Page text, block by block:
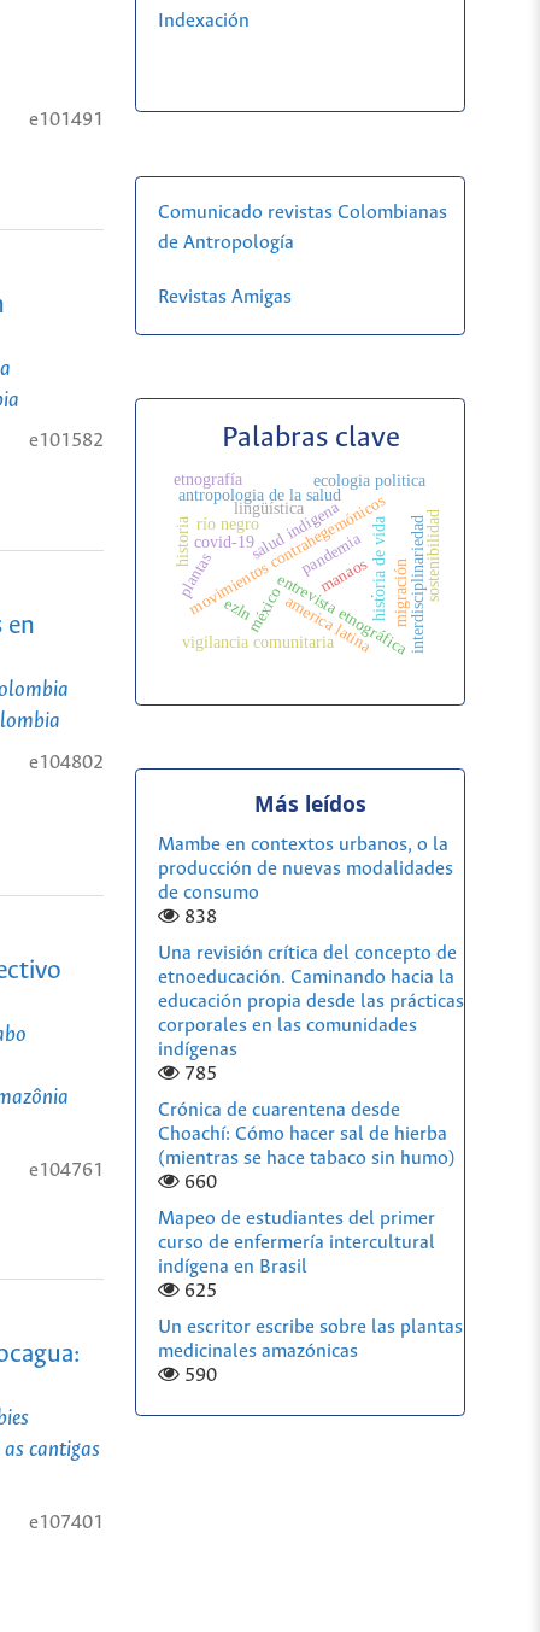
e101491
e101582
en
e104802
e104761
cantigas
e107401
Indexación
Comunicado revistas Colombianas
de Antropología
Revistas Amigas
Palabras clave
movimientos contrahegemónicos
entrevista etnográfica
historia de vida
ezlnméxico
salud indigena
antropologia de la salud
covid-19
vigilancia comunitaria
manaos
ecologia politica
america latina
plantas
río negro interdisciplinariedad
pandemia
migración
historia
lingüística
etnografía
. sostenibilidad
Más leídos
Mambe en contextos urbanos, o la
producción de nuevas modalidades
de consumo
838
Una revisión crítica del concepto de
etnoeducación. Caminando hacia la
educación propia desde las prácticas
corporales en las comunidades
indígenas
785
Crónica de cuarentena desde
Choachí: Cómo hacer sal de hierba
(mientras se hace tabaco sin humo)
660
Mapeo de estudiantes del primer
curso de enfermería intercultural
indígena en Brasil
625
Un escritor escribe sobre las plantas
medicinales amazónicas
590